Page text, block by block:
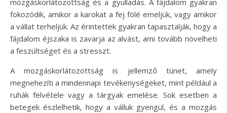
mozgáskorlátozottság és a gyulladás. A fájdalom gyakran
fokozódik, amikor a karokat a fej fölé emeljük, vagy amikor
a vállat terheljük. Az érintettek gyakran tapasztalják, hogy a
fájdalom éjszaka is zavarja az alvást, ami tovább növelheti
a feszültséget és a stresszt.
A mozgáskorlátozottság is jellemző tünet, amely
megnehezíti a mindennapi tevékenységeket, mint például a
ruhák felvétele vagy a tárgyak emelése. Sok esetben a
betegek észlelhetik, hogy a válluk gyengül, és a mozgás